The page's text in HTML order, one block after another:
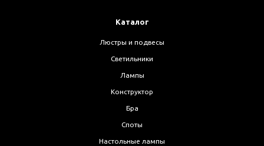
Каталог
Люстры и подвесы
Светильники
Лампы
Конструктор
Бра
Споты
Настольные лампы